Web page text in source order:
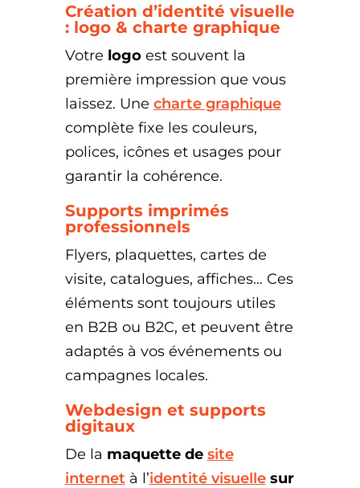
Création d’identité visuelle
: logo & charte graphique
Votre logoest souvent la
première impression que vous
laissez. Une charte graphique
complète fixe les couleurs,
polices, icônes et usages pour
garantir la cohérence.
Supports imprimés
professionnels
Flyers, plaquettes, cartes de
visite, catalogues, affiches… Ces
éléments sont toujours utiles
en B2B ou B2C, et peuvent être
adaptés à vos événements ou
campagnes locales.
Webdesign et supports
digitaux
De la maquette de site
internet à l’identité visuellesur